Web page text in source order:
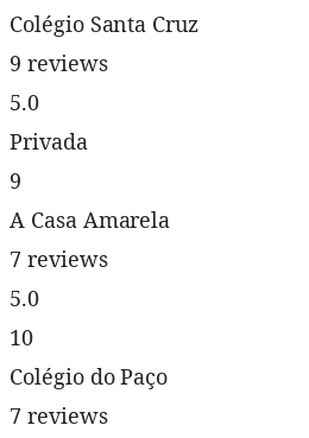
Colégio Santa Cruz
9 reviews
5.0
Privada
9
A Casa Amarela
7 reviews
5.0
10
Colégio do Paço
7 reviews